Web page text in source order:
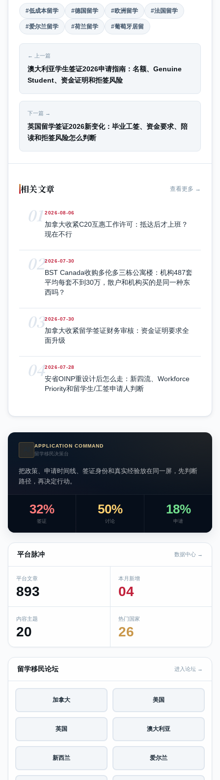
#低成本留学 #德国留学 #欧洲留学 #法国留学
#爱尔兰留学 #荷兰留学 #葡萄牙居留
← 上一篇
澳大利亚学生签证2026申请指南：名额、Genuine
Student、资金证明和拒签风险
下一篇 →
英国留学签证2026新变化：毕业工签、资金要求、陪
读和拒签风险怎么判断
相关文章 查看更多 →
01 2026-08-06
加拿大收紧C20互惠工作许可：抵达后才上班？
现在不行
022026-07-30
BST Canada收购多伦多三栋公寓楼：机构487套
平均每套不到30万，散户和机构买的是同一种东
西吗？
032026-07-30
加拿大收紧留学签证财务审核：资金证明要求全
面升级
042026-07-28
安省OINP重设计后怎么走：新四流、Workforce
Priority和留学生/工签申请人判断
APPLICATION COMMAND
留学移民决策台
把政策、申请时间线、签证身份和真实经验放在同一屏，先判断
路径，再决定行动。
32%
签证
50%
讨论
18%
申请
平台脉冲 数据中心 →
平台文章
893
本月新增
04
内容主题
20
热门国家
26
留学移民论坛 进入论坛 →
加拿大 美国
英国 澳大利亚
新西兰 爱尔兰